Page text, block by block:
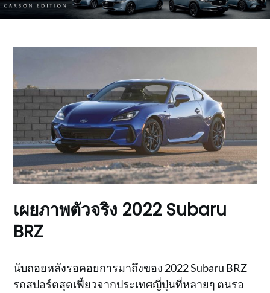
เผยภาพตัวจริง 2022 Subaru
BRZ
นับถอยหลังรอคอยการมาถึงของ 2022 Subaru BRZ
รถสปอร์ตสุดเฟี้ยวจากประเทศญี่ปุ่นที่หลายๆ ตนรอ